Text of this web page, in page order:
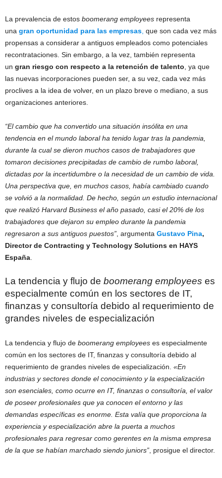
La prevalencia de estos boomerang employees representa
una gran oportunidad para las empresas que son cada vez más
propensas a considerar a antiguos empleados como potenciales
recontrataciones. Sin embargo, a la vez, también representa
un gran riesgo con respecto a la retención de talento , ya que
las nuevas incorporaciones pueden ser, a su vez, cada vez más
proclives a la idea de volver, en un plazo breve o mediano, a sus
organizaciones anteriores.
“El cambio que ha convertido una situación insólita en una
tendencia en el mundo laboral ha tenido lugar tras la pandemia,
durante la cual se dieron muchos casos de trabajadores que
tomaron decisiones precipitadas de cambio de rumbo laboral,
dictadas por la incertidumbre o la necesidad de un cambio de vida.
Una perspectiva que, en muchos casos, había cambiado cuando
se volvió a la normalidad. De hecho, según un estudio internacional
que realizó Harvard Business el año pasado, casi el 20% de los
trabajadores que dejaron su empleo durante la pandemia
regresaron a sus antiguos puestos” , argumenta Gustavo Pina,
Director de Contracting y Technology Solutions en HAYS
España
La tendencia y flujo de boomerang employees es
especialmente común en los sectores de IT,
finanzas y consultoría debido al requerimiento de
grandes niveles de especialización
La tendencia y flujo de boomerang employees es especialmente
común en los sectores de IT, finanzas y consultoría debido al
requerimiento de grandes niveles de especialización. «En
industrias y sectores donde el conocimiento y la especialización
son esenciales, como ocurre en IT, finanzas o consultoría, el valor
de poseer profesionales que ya conocen el entorno y las
demandas específicas es enorme. Esta valía que proporciona la
experiencia y especialización abre la puerta a muchos
profesionales para regresar como gerentes en la misma empresa
de la que se habían marchado siendo juniors” , prosigue el director.